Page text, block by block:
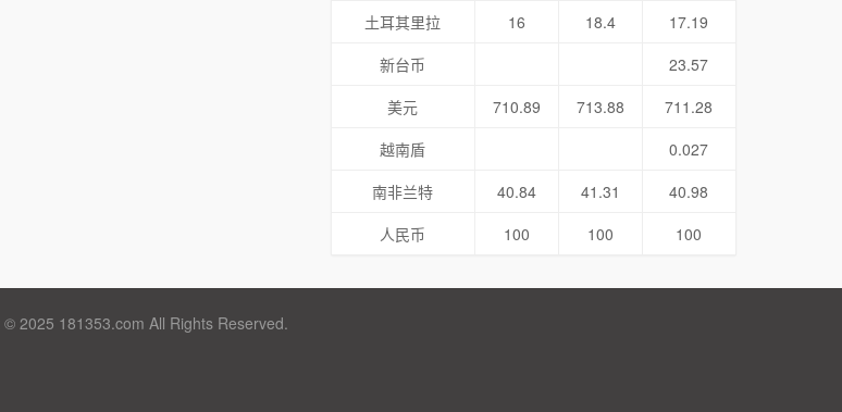
土耳其里拉
16 18.4
17.19
新台币
23.57
美元
710.89 713.88
711.28
越南盾
0.027
南非兰特
40.84 41.31
40.98
人民币
100 100 100
2025 181353.com All Rights Reserved.